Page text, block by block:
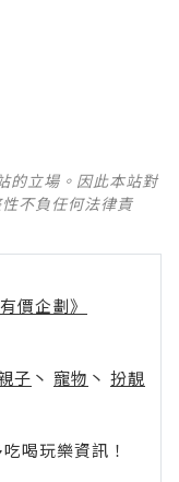
的立場。因此本站對
不負任何法律責
價企劃》
子 丶 寵物 丶 扮靚
喝玩樂資訊！